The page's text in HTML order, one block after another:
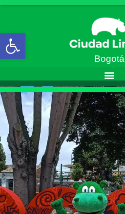
Abrir barra de herramientas
Bogotá